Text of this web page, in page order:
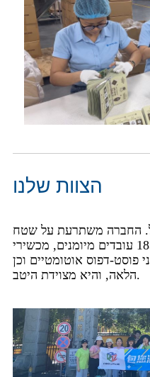
הצוות שלנו
החברה משתרעת על שטח
של 12,000 מ"ר, עם 185 עובדים מיומנים, מכשירי
פוסט-דפוס אוטומטיים וכן
הלאה, והיא מצוידת היטב.